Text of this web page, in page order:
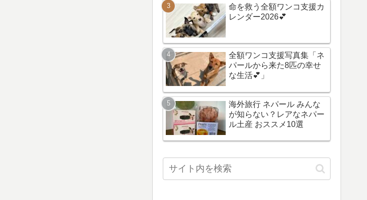
命を救う全額ワンコ支援カ
レンダー2026💕
全額ワンコ支援写真集「ネ
パールから来た8匹の幸せ
な生活💕」
海外旅行 ネパール みんな
が知らない？レアなネパー
ル土産 おススメ10選